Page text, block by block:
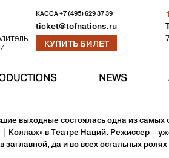
КАССА+7 (495) 629 37 39
ticket@tofnations.ru
КУПИТЬ БИЛЕТ
NEWS
выходные состоялась одна из
| Коллаж» в Театре Наций. Режиссер –
заглавной, да и во всех остальных